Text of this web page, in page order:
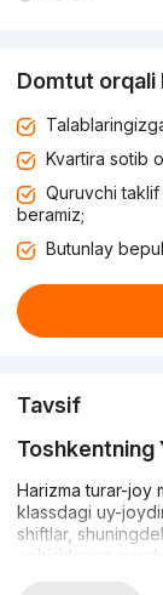
Domtut orqali
Kvartira sotib
Quruvchi
beramiz;
Butunlay
Tavsif
Harizma turar-joy
klassdagi uy-
shiftlar,
xohishlariga